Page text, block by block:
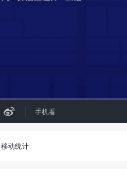
手机看
移动统计